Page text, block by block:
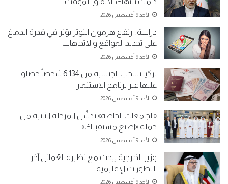
الأحد 9 أغسطس 2026
دراسة: ارتفاع هرمون التوتر يؤثر في قدرة الدماغ
على تحديد المواقع والاتجاهات
الأحد 9 أغسطس 2026
تركيا تسحب الجنسية من 6,134 شخصاً حصلوا
عليها عبر برنامج الاستثمار
الأحد 9 أغسطس 2026
«الجامعات الخاصة» تدشّن المرحلة الثانية من
حملة «اصنع مستقبلك»
الأحد 9 أغسطس 2026
وزير الخارجية يبحث مع نظيره العُماني آخر
التطورات الإقليمية
الأحد 9 أغسطس 2026